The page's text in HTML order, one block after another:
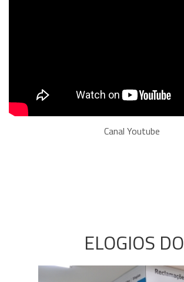
Canal Youtube
ELOGIOS DO